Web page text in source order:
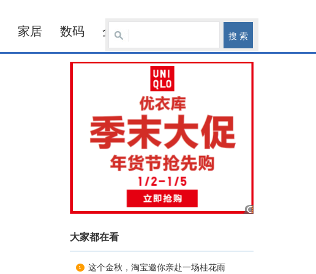
家居 数码 企业
大家都在看
这个金秋，淘宝邀你亲赴一场桂花雨